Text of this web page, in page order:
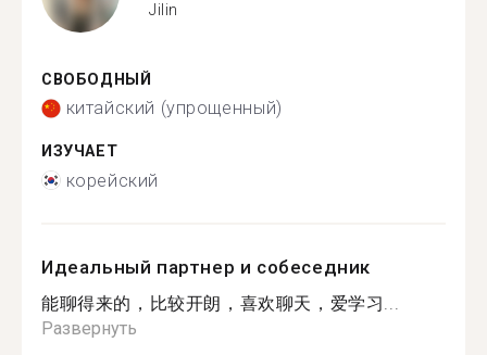
Jilin
СВОБОДНЫЙ
китайский (упрощенный)
ИЗУЧАЕТ
корейский
Идеальный партнер и собеседник
能聊得来的，比较开朗，喜欢聊天，爱学习...
Развернуть